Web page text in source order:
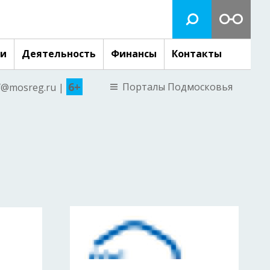
Деятельность Финансы Контакты
| 6+ Порталы Подмосковья